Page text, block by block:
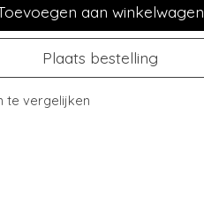
aan winkelwagen
Plaats bestelling
te vergelijken